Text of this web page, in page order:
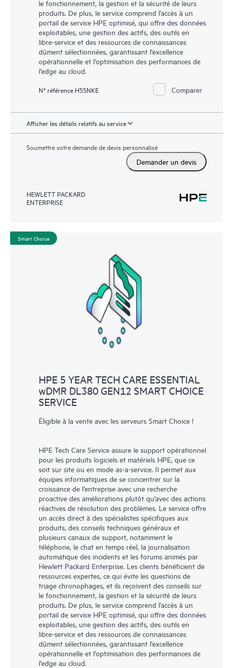
le fonctionnement, la gestion et la sécurité de leurs
produits. De plus, le service comprend l’accès à un
portail de service HPE optimisé, qui offre des données
exploitables, une gestion des actifs, des outils en
libre-service et des ressources de connaissances
dûment sélectionnées, garantissant l’excellence
opérationnelle et l’optimisation des performances de
l’edge au cloud.
N° référence H55NKE Comparer
Afficher les détails relatifs au service
Soumettre votre demande de devis personnalisé
Demander un devis
HEWLETT PACKARD
ENTERPRISE
Smart Choice
HPE 5 YEAR TECH CARE ESSENTIAL
wDMR DL380 GEN12 SMART CHOICE
SERVICE
Éligible à la vente avec les serveurs Smart Choice !
HPE Tech Care Service assure le support opérationnel
pour les produits logiciels et matériels HPE, que ce
soit sur site ou en mode as-a-service. Il permet aux
équipes informatiques de se concentrer sur la
croissance de l’entreprise avec une recherche
proactive des améliorations plutôt qu’avec des actions
réactives de résolution des problèmes. Le service offre
un accès direct à des spécialistes spécifiques aux
produits, des conseils techniques généraux et
plusieurs canaux de support, notamment le
téléphone, le chat en temps réel, la journalisation
automatique des incidents et les forums animés par
Hewlett Packard Enterprise. Les clients bénéficient de
ressources expertes, ce qui évite les questions de
triage chronophages, et ils reçoivent des conseils sur
le fonctionnement, la gestion et la sécurité de leurs
produits. De plus, le service comprend l’accès à un
portail de service HPE optimisé, qui offre des données
exploitables, une gestion des actifs, des outils en
libre-service et des ressources de connaissances
dûment sélectionnées, garantissant l’excellence
opérationnelle et l’optimisation des performances de
l’edge au cloud.